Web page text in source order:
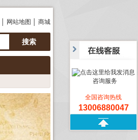
网站地图 商城
咨询服务
全国咨询热线
13006880047